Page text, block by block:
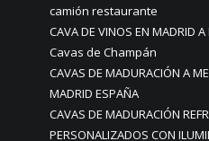
camión restaurante
CAVA DE VINOS EN MADRID
Cavas de Champán
CAVAS DE MADURACIÓN A
MADRID ESPAÑA
CAVAS DE MADURACIÓN
PERSONALIZADOS CON